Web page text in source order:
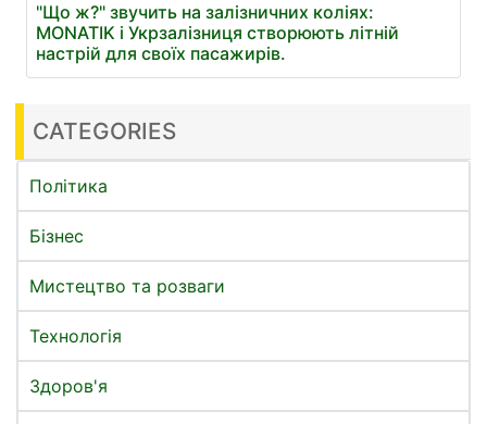
"Що ж?" звучить на залізничних коліях:
MONATIK і Укрзалізниця створюють літній
настрій для своїх пасажирів.
CATEGORIES
Політика
Бізнес
Мистецтво та розваги
Технологія
Здоров'я